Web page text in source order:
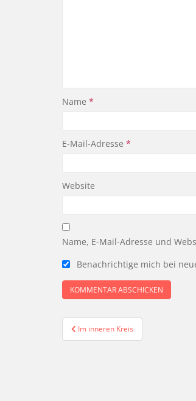
Name *
E-Mail-Adresse *
Website
Name, E-Mail-Adresse und
Benachrichtige mich bei
Beitragsnavigation
Im inneren Kreis